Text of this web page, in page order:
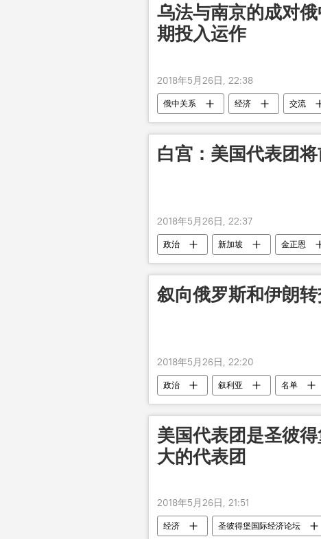
乌法与南京的成对
期投入运作
2018年5月26日, 22:38
俄中关系 经济 交流
圣彼得堡国际经济论坛
白宫：美国代表团
2018年5月26日, 22:37
政治 新加坡 金正恩
叙向俄罗斯和伊朗
2018年5月26日, 22:20
政治 叙利亚 名单
美国代表团是圣彼
大的代表团
2018年5月26日, 21:51
经济 圣彼得堡国际经济论坛